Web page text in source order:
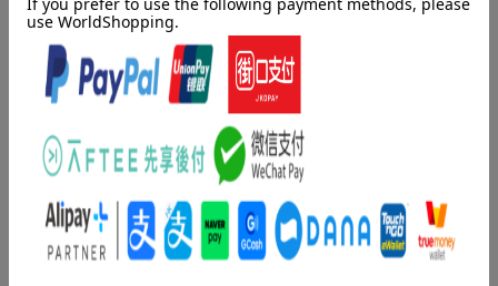
内部動作、基本動作について、ハードウェアやOSの動作と合わせ
てわかりやすく図解していきます。一見複雑に思えるアーキテク
チャや内部動作も、倉庫会社の仕組みなどに見立てて図解するこ
とで、頭の中でイメージしながら理解できます。
新装版では、内容のモダン化を図っているほか、コラムやコラム
やAPPENDIX（コマンドによる基本的なOracle操作を解説）を新
設。日常のOracle運用／管理業務に役立つだけでなく、応用力の
あるエンジニアになるための知識が身につく一冊です。
内容紹介（「BOOK」データベースより）